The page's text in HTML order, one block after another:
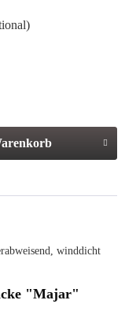
winddicht
"Majar"